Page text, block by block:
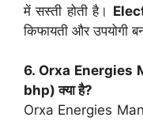
में सस्ती होती है।
किफायती और उपयोगी
6. Orxa Energies
bhp) क्या है?
Orxa Energies